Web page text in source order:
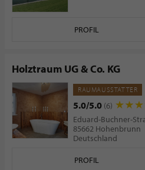
PROFIL
Holztraum UG & Co. KG
RAUMAUSSTATTER
5.0/5.0 (6)
Eduard-Buchner-
85662 Hohenbrunn
Deutschland
PROFIL